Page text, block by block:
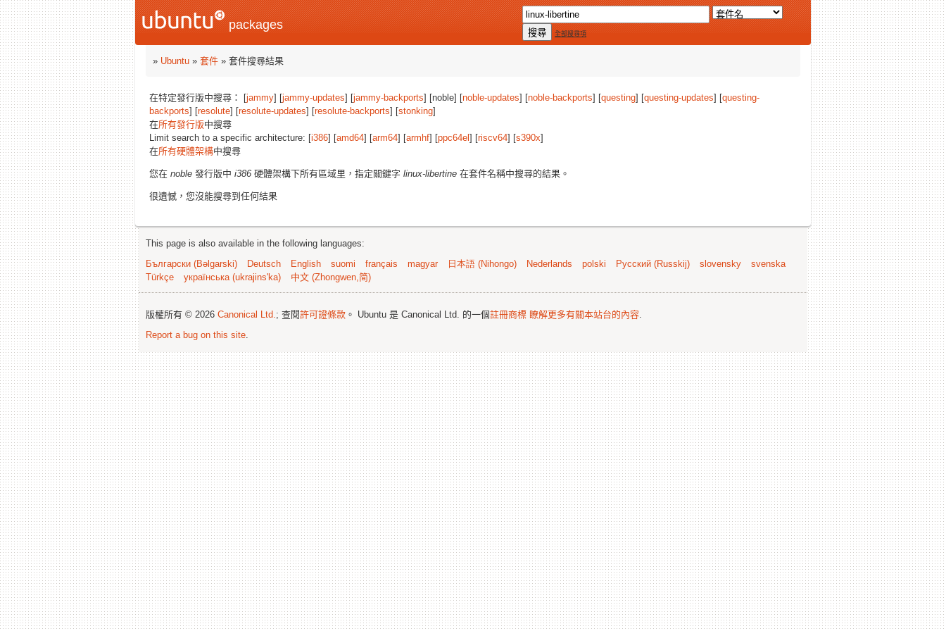
packages
全部搜尋項
» Ubuntu » 套件 » 套件搜尋結果
在特定發行版中搜尋： [jammy] [jammy-updates] [jammy-backports] [noble] [noble-updates] [noble-backports] [questing] [questing-updates] [questing-
backports] [resolute] [resolute-updates] [resolute-backports] [stonking]
在所有發行版中搜尋
Limit search to a specific architecture: [i386] [amd64] [arm64] [armhf] [ppc64el ] [riscv64] [s390x]
在所有硬體架構中搜尋
您在 noble 發行版中 i386 硬體架構下所有區域里，指定關鍵字 linux-libertine 在套件名稱中搜尋的結果。
很遺憾，您沒能搜尋到任何結果
This page is also available in the following languages:
Български (Bəlgarski)
Deutsch English suomi français magyar 日本語 (Nihongo) Nederlands polski Русский (Russkij) slovensky
svenska
Türkçe
українська (ukrajins'ka) 中文 (Zhongwen,简)
版權所有 © 2026 Canonical Ltd.; 查閱許可證條款 。 Ubuntu 是 Canonical Ltd. 的一個註冊商標 瞭解更多有關本站台的內容.
Report a bug on this site.